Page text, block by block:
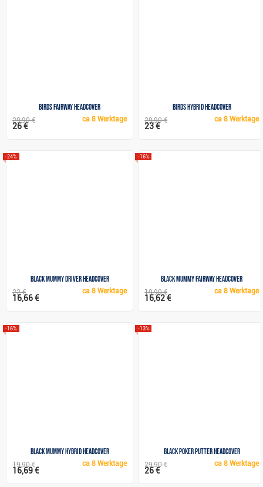
Birds Fairway headcover
ca8 Werktage
29,90 €
26 €
Birds Hybrid headcover
ca8 Werktage
29,90 €
23 €
Black Mummy Driver headcover
-24%
ca8 Werktage
22 €
16,66 €
Black Mummy Fairway headcover
-16%
ca8 Werktage
19,90 €
16,62 €
Black Mummy Hybrid headcover
-16%
ca8 Werktage
19,90 €
16,69 €
Black Poker Putter headcover
-13%
ca8 Werktage
29,90 €
26 €